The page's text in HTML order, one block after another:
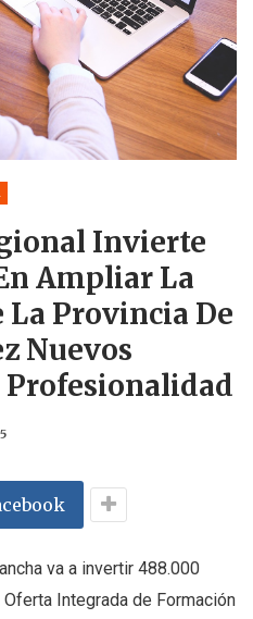
Invierte
Ampliar La
La Provincia De
Nuevos
Profesionalidad
va a invertir 488.000
Integrada de Formación